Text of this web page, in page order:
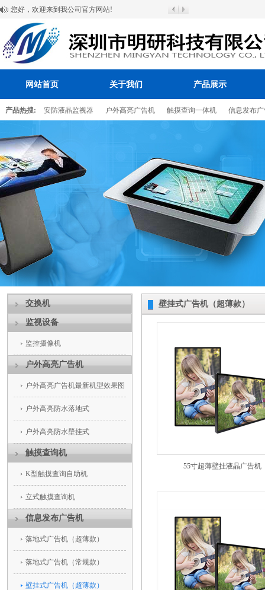
您好，欢迎来到我公司官方网站!
网站首页 关于我们 产品展示
产品热搜: 安防液晶监视器 户外高亮广告机 触摸查询一体机 信息发布
百叶窗图片
交换机
监视设备
监控摄像机
户外高亮广告机
户外高亮广告机最新机型效果图
户外高亮防水落地式
户外高亮防水壁挂式
触摸查询机
K型触摸查询自助机
立式触摸查询机
信息发布广告机
落地式广告机（超薄款）
落地式广告机（常规款）
壁挂式广告机（超薄款）
壁挂式广告机（超薄款）
55寸超薄壁挂液晶广告机